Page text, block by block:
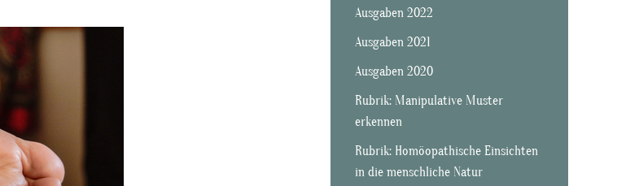
Ausgaben 2022
Ausgaben 2021
Ausgaben 2020
Rubrik: Manipulative Muster
erkennen
Rubrik: Homöopathische Einsichten
in die menschliche Natur